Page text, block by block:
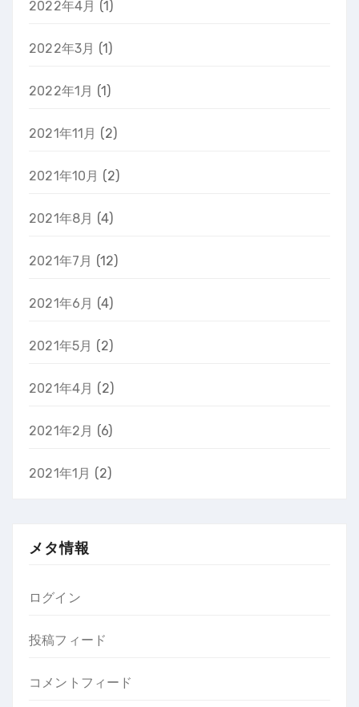
2022年4月 (1)
2022年3月 (1)
2022年1月 (1)
2021年11月 (2)
2021年10月 (2)
2021年8月 (4)
2021年7月 (12)
2021年6月 (4)
2021年5月 (2)
2021年4月 (2)
2021年2月 (6)
2021年1月 (2)
メタ情報
ログイン
投稿フィード
コメントフィード